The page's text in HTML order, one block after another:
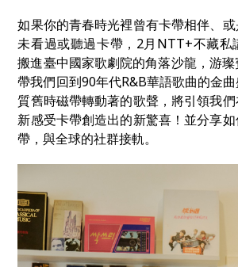
如果你的青春時光裡曾有卡帶相伴、
未看過或聽過卡帶，2月NTT+不藏私
搬進臺中國家歌劇院的角落沙龍，游璨
帶我們回到90年代R&B華語歌曲的金
質舊時磁帶轉動著的歌聲，將引領我
新感受卡帶創造出的新驚喜！ 並分享
帶，與全球的社群接軌。